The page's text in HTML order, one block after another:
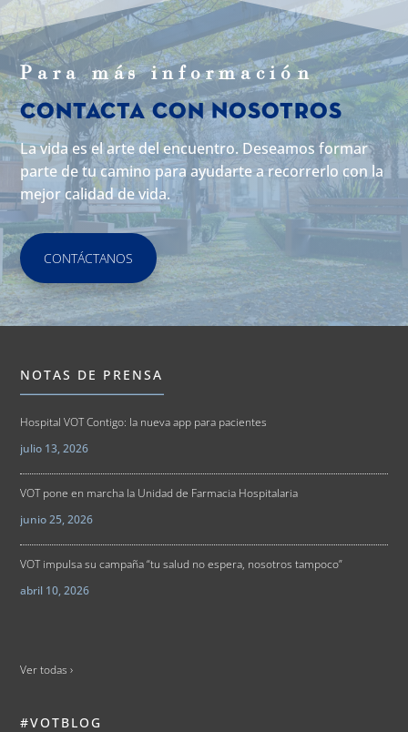
Para más información
Contacta con Nosotros
La vida es el arte del encuentro. Deseamos formar
parte de tu camino para ayudarte a recorrerlo con la
mejor calidad de vida.
CONTÁCTANOS
NOTAS DE PRENSA
Hospital VOT Contigo: la nueva app para pacientes
julio 13, 2026
VOT pone en marcha la Unidad de Farmacia Hospitalaria
junio 25, 2026
VOT impulsa su campaña “tu salud no espera, nosotros tampoco”
abril 10, 2026
Ver todas ›
#VOTBLOG